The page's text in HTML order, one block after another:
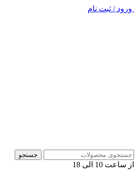
ورود / ثبت نام
جستجو
از ساعت 10 الی 18